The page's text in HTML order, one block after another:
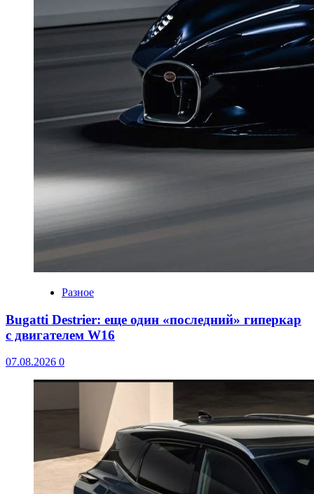
Разное
Bugatti Destrier: еще один «последний» гиперкар
с двигателем W16
07.08.2026 0